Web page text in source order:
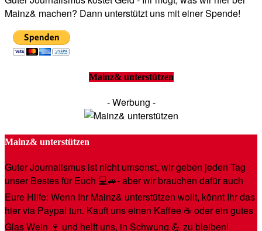
Mainz& machen? Dann unterstützt uns mit einer Spende!
Mainz& unterstützen
- Werbung -
Mainz& unterstützen
Guter Journalismus ist nicht umsonst, wir geben jeden Tag
unser Bestes für Euch 💻🚙- aber wir brauchen dafür auch
Eure Hilfe: Wenn Ihr Mainz& unterstützen wollt, könnt Ihr das
hier via Paypal tun. Kauft uns einen Kaffee ☕️ oder ein gutes
Glas Wein 🍷 und helft uns, in Schwung 💪 zu bleiben!